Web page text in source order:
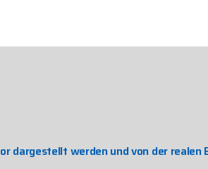
dargestellt werden und von der realen